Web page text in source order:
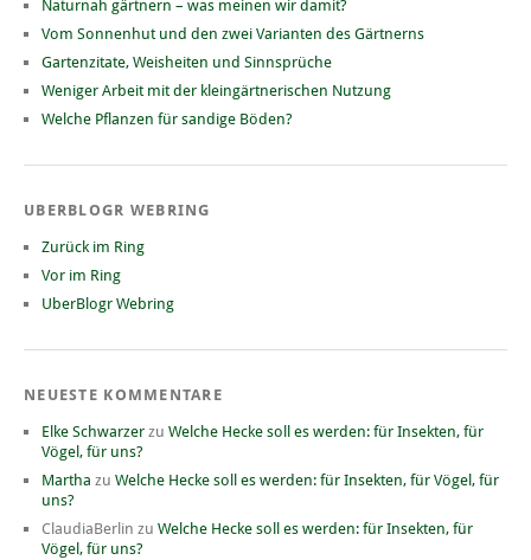
Naturnah gärtnern – was meinen wir damit?
Vom Sonnenhut und den zwei Varianten des Gärtnerns
Gartenzitate, Weisheiten und Sinnsprüche
Weniger Arbeit mit der kleingärtnerischen Nutzung
Welche Pflanzen für sandige Böden?
UBERBLOGR WEBRING
Zurück im Ring
Vor im Ring
UberBlogr Webring
NEUESTE KOMMENTARE
Elke Schwarzer zu Welche Hecke soll es werden: für Insekten, für
Vögel, für uns?
Martha zu Welche Hecke soll es werden: für Insekten, für Vögel, für
uns?
ClaudiaBerlin zu Welche Hecke soll es werden: für Insekten, für
Vögel, für uns?